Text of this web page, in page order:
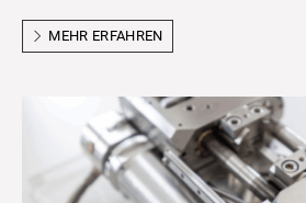
MEHR ERFAHREN